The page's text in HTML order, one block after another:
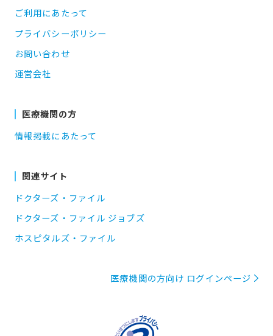
ご利用にあたって
プライバシーポリシー
お問い合わせ
運営会社
医療機関の方
情報掲載にあたって
関連サイト
ドクターズ・ファイル
ドクターズ・ファイル ジョブズ
ホスピタルズ・ファイル
医療機関の方向け ログインページ